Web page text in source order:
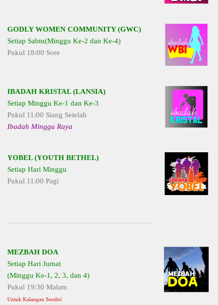
GODLY WOMEN COMMUNITY (GWC)
Setiap Sabtu(Minggu Ke-2 dan Ke-4)
Pukul 18:00 Sore
IBADAH KRISTAL (LANSIA)
Setiap Minggu Ke-1 dan Ke-3
Pukul 11:00 Siang Setelah
Ibadah Minggu Raya
YOBEL (YOUTH BETHEL)
Setiap Hari Minggu
Pukul 11:00 Pagi
MEZBAH DOA
Setiap Hari Jumat
(Minggu Ke-1, 2, 3, dan 4)
Pukul 19:30 Malam
Untuk Kalangan Sendiri